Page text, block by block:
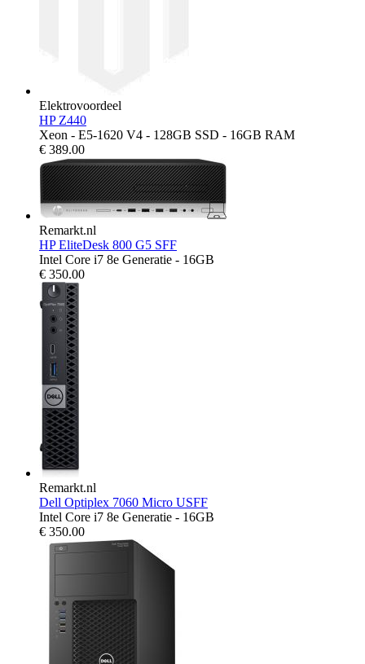
Elektrovoordeel
HP Z440
Xeon - E5-1620 V4 - 128GB SSD - 16GB RAM
€ 389.00
Remarkt.nl
HP EliteDesk 800 G5 SFF
Intel Core i7 8e Generatie - 16GB
€ 350.00
Remarkt.nl
Dell Optiplex 7060 Micro USFF
Intel Core i7 8e Generatie - 16GB
€ 350.00